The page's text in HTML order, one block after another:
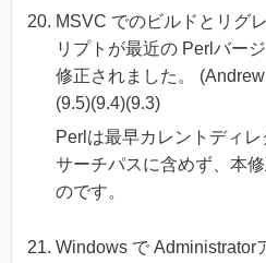
MSVC でのビルドとリグ
リプトが最近の Perlバー
修正されました。
(9.5)(9.4)(9.3)
Perlは最早カレントディ
サーチパスに含めず、本
のです。
Windows で Administrator